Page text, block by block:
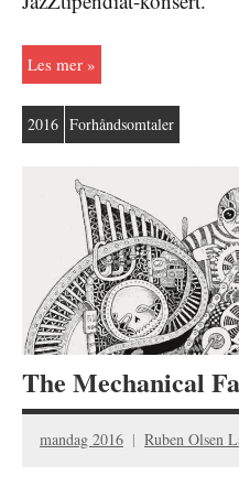
Les mer
2016 Forhåndsomtaler
The Mechanical
mandag 2016 Ruben Olsen